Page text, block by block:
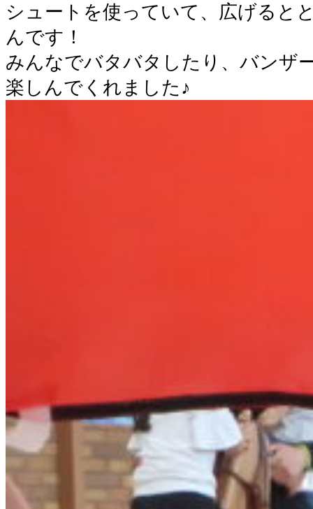
シュートを使っていて、広げると
んです！
みんなでバタバタしたり、バンザ
楽しんでくれました♪